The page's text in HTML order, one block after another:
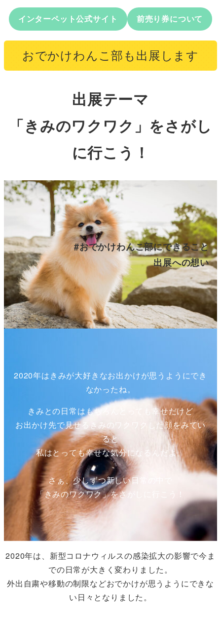
インターペット公式サイト 前売り券について
おでかけわんこ部も出展します
出展テーマ
「きみのワクワク」をさがし
に行こう！
#おでかけわんこ部にできること
出展への想い
2020年はきみが大好きなお出かけが思うようにでき
なかったね。
きみとの日常はもちろんとっても幸せだけど
お出かけ先で見せるきみのワクワクした顔をみてい
ると
私はとっても幸せな気分になるんだよ。
さぁ、少しずつ新しい日常の中で
「きみのワクワク」をさがしに行こう！
2020年は、新型コロナウィルスの感染拡大の影響で今ま
での日常が大きく変わりました。
外出自粛や移動の制限などおでかけが思うようにできな
い日々となりました。